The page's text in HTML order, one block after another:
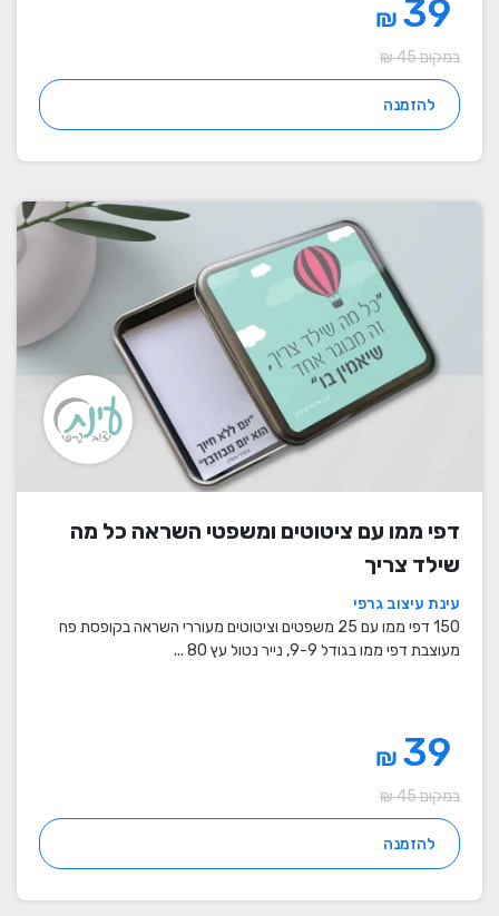
₪
במקום 45 ₪
להזמנה
דפי ממו עם ציטוטים ומשפטי השראה כל מה
שילד צריך
עינת עיצוב גרפי
150 דפי ממו עם 25 משפטים וציטוטים מעוררי השראה בקופסת פח
מעוצבת דפי ממו בגודל 9-9, נייר נטול עץ 80 ...
₪
במקום 45 ₪
להזמנה